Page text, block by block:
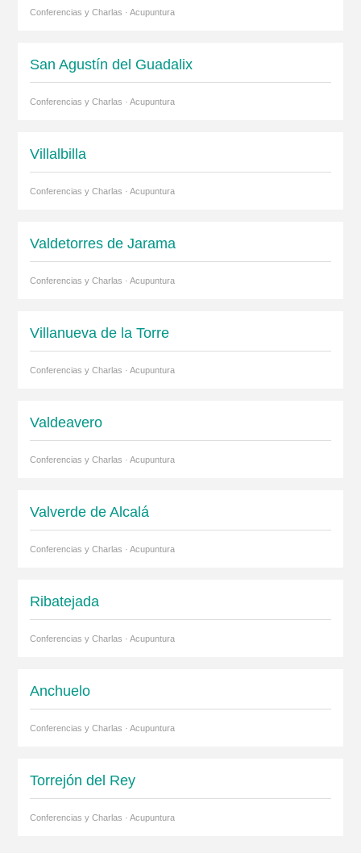
Conferencias y Charlas · Acupuntura
San Agustín del Guadalix
Conferencias y Charlas · Acupuntura
Villalbilla
Conferencias y Charlas · Acupuntura
Valdetorres de Jarama
Conferencias y Charlas · Acupuntura
Villanueva de la Torre
Conferencias y Charlas · Acupuntura
Valdeavero
Conferencias y Charlas · Acupuntura
Valverde de Alcalá
Conferencias y Charlas · Acupuntura
Ribatejada
Conferencias y Charlas · Acupuntura
Anchuelo
Conferencias y Charlas · Acupuntura
Torrejón del Rey
Conferencias y Charlas · Acupuntura